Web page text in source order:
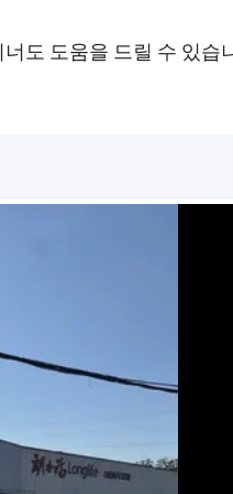
너도 도움을 드릴 수 있